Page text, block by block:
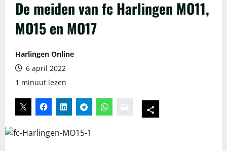
De meiden van fc Harlingen MO11,
MO15 en MO17
Harlingen Online
6 april 2022
1 minuut lezen